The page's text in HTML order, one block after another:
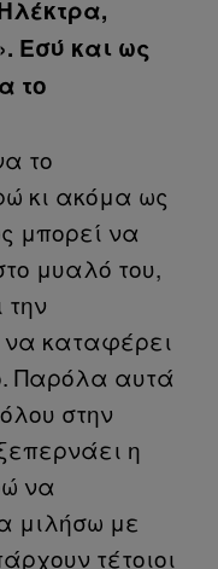
Εσύ και ως
το
το
κι ακόμα ως
μπορεί να
μυαλό του,
να καταφέρει
Παρόλα αυτά
στην
η
να
μιλήσω με
τέτοιοι